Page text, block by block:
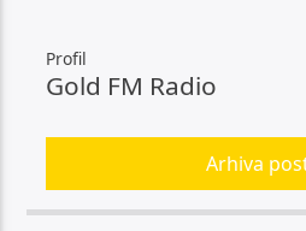
Profil
Gold FM Radio
Arhiva